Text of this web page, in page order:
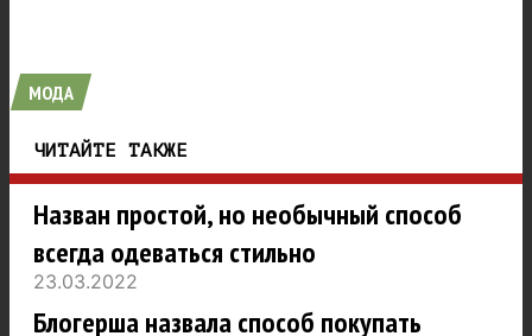
МОДА
ЧИТАЙТЕ ТАКЖЕ
Назван простой, но необычный способ
всегда одеваться стильно
23.03.2022
Блогерша назвала способ покупать